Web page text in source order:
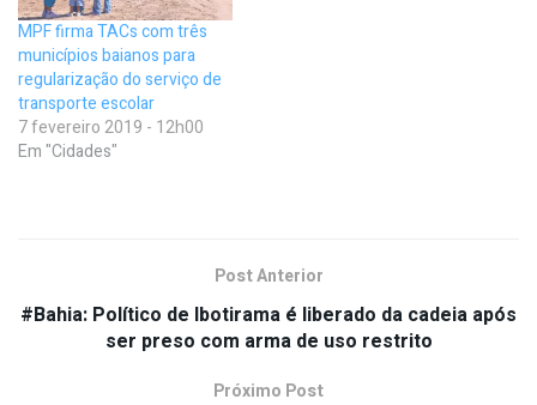
MPF firma TACs com três
municípios baianos para
regularização do serviço de
transporte escolar
7 fevereiro 2019 - 12h00
Em "Cidades"
Post Anterior
#Bahia: Político de Ibotirama é liberado da cadeia após
ser preso com arma de uso restrito
Próximo Post